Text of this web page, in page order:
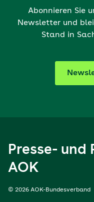
Abonnieren Sie
Newsletter und
Stand in
Presse-
AOK
© 2026 AOK-Bundesverband